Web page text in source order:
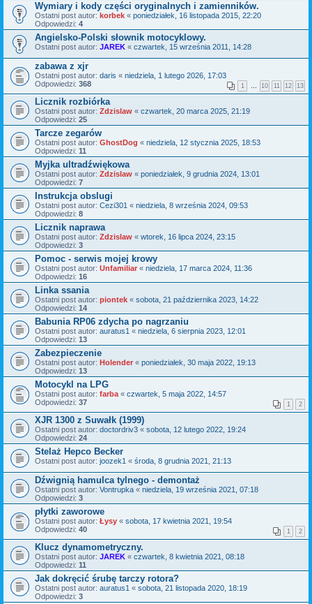
Wymiary i kody części oryginalnych i zamienników.
Ostatni post autor: korbek « poniedziałek, 16 listopada 2015, 22:20
Odpowiedzi: 4
Angielsko-Polski słownik motocyklowy.
Ostatni post autor: JAREK « czwartek, 15 września 2011, 14:28
zabawa z xjr
Ostatni post autor: daris « niedziela, 1 lutego 2026, 17:03
Odpowiedzi: 368 1 … 10 11 12 13
Licznik rozbiórka
Ostatni post autor: Zdzislaw « czwartek, 20 marca 2025, 21:19
Odpowiedzi: 25
Tarcze zegarów
Ostatni post autor: GhostDog « niedziela, 12 stycznia 2025, 18:53
Odpowiedzi: 11
Myjka ultradźwiękowa
Ostatni post autor: Zdzislaw « poniedziałek, 9 grudnia 2024, 13:01
Odpowiedzi: 7
Instrukcja obslugi
Ostatni post autor: Cezi301 « niedziela, 8 września 2024, 09:53
Odpowiedzi: 8
Licznik naprawa
Ostatni post autor: Zdzislaw « wtorek, 16 lipca 2024, 23:15
Odpowiedzi: 3
Pomoc - serwis mojej krowy
Ostatni post autor: Unfamiliar « niedziela, 17 marca 2024, 11:36
Odpowiedzi: 16
Linka ssania
Ostatni post autor: piontek « sobota, 21 października 2023, 14:22
Odpowiedzi: 14
Babunia RP06 zdycha po nagrzaniu
Ostatni post autor: auratus1 « niedziela, 6 sierpnia 2023, 12:01
Odpowiedzi: 13
Zabezpieczenie
Ostatni post autor: Holender « poniedziałek, 30 maja 2022, 19:13
Odpowiedzi: 13
Motocykl na LPG
Ostatni post autor: farba « czwartek, 5 maja 2022, 14:57
Odpowiedzi: 37 1 2
XJR 1300 z Suwałk (1999)
Ostatni post autor: doctordriv3 « sobota, 12 lutego 2022, 19:24
Odpowiedzi: 24
Stelaż Hepco Becker
Ostatni post autor: joozek1 « środa, 8 grudnia 2021, 21:13
Dźwignią hamulca tylnego - demontaż
Ostatni post autor: Vontrupka « niedziela, 19 września 2021, 07:18
Odpowiedzi: 3
płytki zaworowe
Ostatni post autor: Łysy « sobota, 17 kwietnia 2021, 19:54
Odpowiedzi: 40 1 2
Klucz dynamometryczny.
Ostatni post autor: JAREK « czwartek, 8 kwietnia 2021, 08:18
Odpowiedzi: 11
Jak dokręcić śrubę tarczy rotora?
Ostatni post autor: auratus1 « sobota, 21 listopada 2020, 18:19
Odpowiedzi: 3